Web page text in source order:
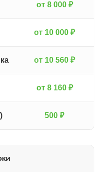
от 8 000 ₽
от 10 000 ₽
от 10 560 ₽
от 8 160 ₽
500 ₽